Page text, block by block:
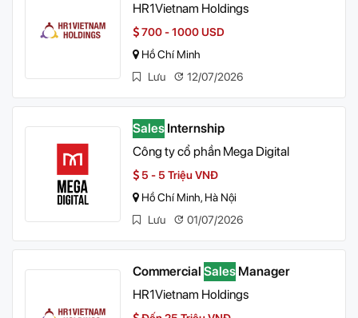
HR1Vietnam Holdings
700 - 1000 USD
Hồ Chí Minh
Lưu
12/07/2026
Sales Internship
Công ty cổ phần Mega Digital
5 - 5 Triệu VNĐ
Hồ Chí Minh, Hà Nội
Lưu
01/07/2026
Commercial Sales Manager
HR1Vietnam Holdings